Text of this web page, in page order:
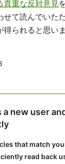
貴重な反対意見
せて読んでいた
られると思い
a new user
that match
read back